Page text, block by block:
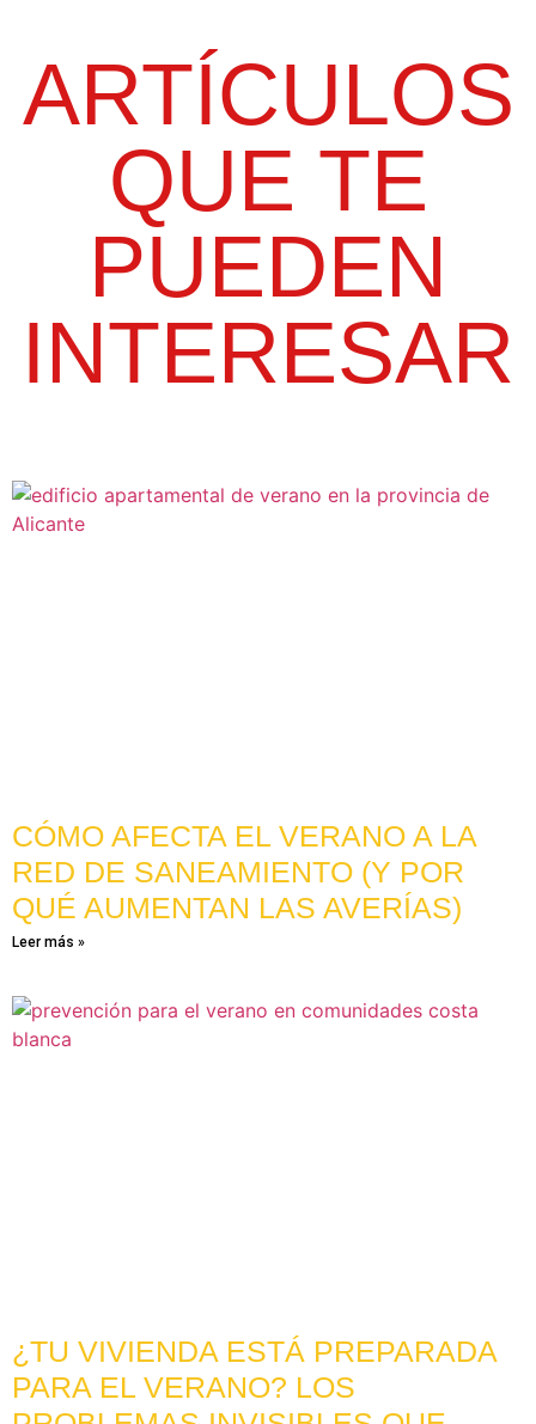
ARTÍCULOS
QUE TE
PUEDEN
INTERESAR
CÓMO AFECTA EL VERANO A LA
RED DE SANEAMIENTO (Y POR
QUÉ AUMENTAN LAS AVERÍAS)
Leer más »
¿TU VIVIENDA ESTÁ PREPARADA
PARA EL VERANO? LOS